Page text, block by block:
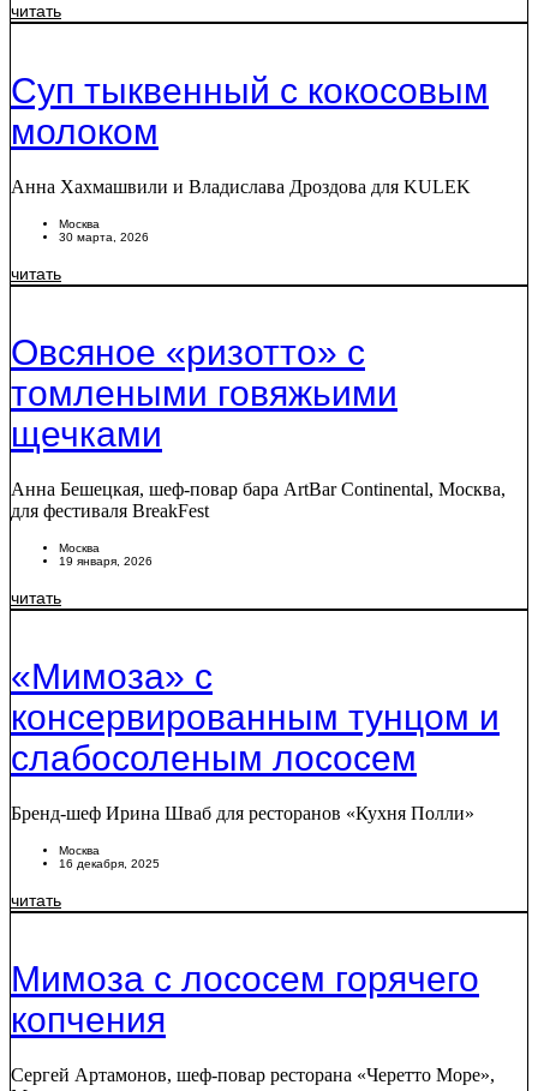
читать
Суп тыквенный с кокосовым
молоком
Анна Хахмашвили и Владислава Дроздова для KULEK
Москва
30 марта, 2026
читать
Овсяное «ризотто» с
томлеными говяжьими
щечками
Анна Бешецкая, шеф-повар бара ArtBar Continental, Москва,
для фестиваля BreakFest
Москва
19 января, 2026
читать
«Мимоза» с
консервированным тунцом и
слабосоленым лососем
Бренд-шеф Ирина Шваб для ресторанов «Кухня Полли»
Москва
16 декабря, 2025
читать
Мимоза с лососем горячего
копчения
Сергей Артамонов, шеф-повар ресторана «Черетто Море»,